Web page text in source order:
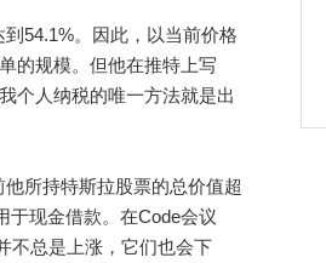
54.1%。因此，以当前价格
的规模。但他在推特上写
个人纳税的唯一方法就是出
所持特斯拉股票的总价值超
于现金借款。在Code会议
不总是上涨，它们也会下